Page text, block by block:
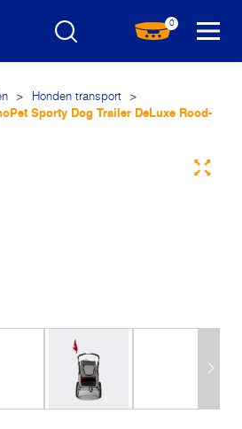
0
> Honden transport
>
Sporty Dog Trailer DeLuxe Rood-